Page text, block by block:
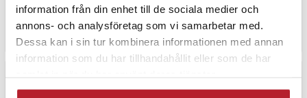
information från din enhet till de sociala medier och
annons- och analysföretag som vi samarbetar med.
Dessa kan i sin tur kombinera informationen med annan
information som du har tillhandahållit eller som de har
pris:99 kr
I lager, levereras inom 1-2 vardagar
pris:129 kr
I lager, levereras inom 1-2 vardagar